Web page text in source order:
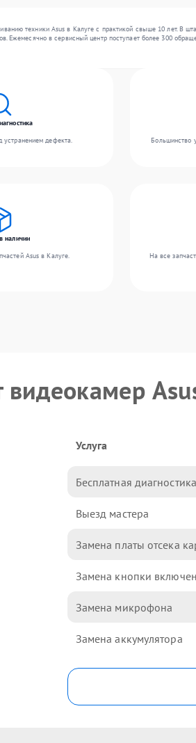
техники Asus в Калуге с практикой свыше 10 лет. В
Ежемесячно в сервисный центр поступает более 300
дефекта.
Большинство
наличии
Asus в Калуге.
На все
видеокамер
Услуга
Бесплатная диагностика
Выезд мастера
Замена платы отсека
Замена кнопки
Замена микрофона
Замена аккумулятора